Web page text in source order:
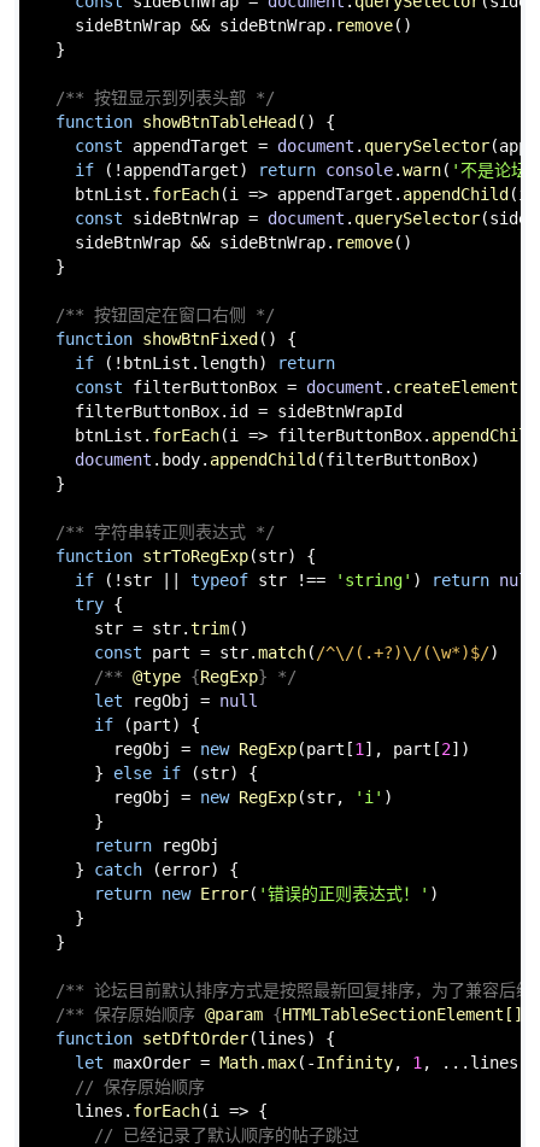
sideBtnWrap && sideBtnWrap. remove()
}
/** 按钮显示到列表头部 */
function showBtnTableHead ( ) {
const appendTarget = document . querySelector
if (!appendTarget) return console.warn( '不是论坛
btnList. forEach(i => appendTarget. appendChild
const sideBtnWrap = document . querySelector
sideBtnWrap && sideBtnWrap. remove()
}
/** 按钮固定在窗口右侧 */
function showBtnFixed ( ) {
if (!btnList. length)
return
const filterButtonBox = document . createElement
filterButtonBox. id
= sideBtnWrapId
btnList. forEach(i => filterButtonBox. appendChild
document . body. appendChild (filterButtonBox)
}
/** 字符串转正则表达式 */
function strToRegExp(str) {
if (!str || typeof str !== 'string' ) return null
try {
str = str.trim()
const part = str.match(/^\/(.+?)\/(\w*)$/)
/** @type {RegExp} */
let regObj = null
if (part) {
regObj = new RegExp(part[1], part[2])
} else if (str) {
regObj = new RegExp(str, 'i' )
}
return regObj
} catch (error) {
return new Error( '错误的正则表达式！' )
}
}
/** 论坛目前默认排序方式是按照最新回复排序，为了兼容后
/** 保存原始顺序 @param {HTMLTableSectionElement[]
function setDftOrder(lines) {
let maxOrder = Math.max(-Infinity, 1, ...lines.
// 保存原始顺序
lines. forEach(i => {
// 已经记录了默认顺序的帖子跳过